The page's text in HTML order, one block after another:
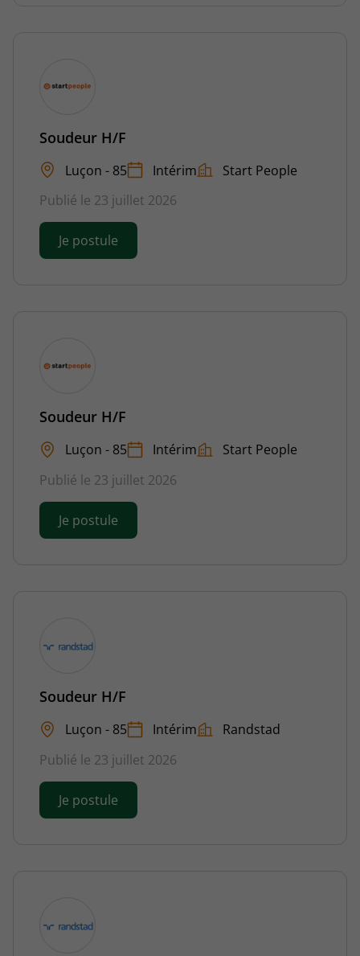
Soudeur H/F
Luçon - 85 Intérim
Start People
Publié le 23 juillet 2026
Je postule
Soudeur H/F
Luçon - 85 Intérim
Start People
Publié le 23 juillet 2026
Je postule
Soudeur H/F
Luçon - 85 Intérim
Randstad
Publié le 23 juillet 2026
Je postule